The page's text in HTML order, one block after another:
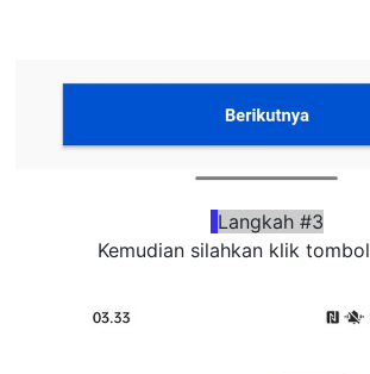
Langkah #3
Kemudian silahkan klik